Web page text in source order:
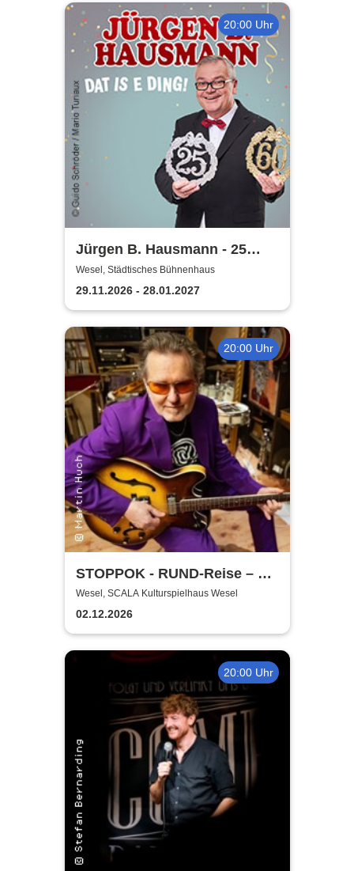
20:00 Uhr
Jürgen B. Hausmann - 25
Jahre - Dat is e Ding!
Wesel, Städtisches Bühnenhaus
29.11.2026 - 28.01.2027
20:00 Uhr
STOPPOK - RUND-Reise – die
SOLO-Tour 2026
Wesel, SCALA Kulturspielhaus Wesel
02.12.2026
20:00 Uhr